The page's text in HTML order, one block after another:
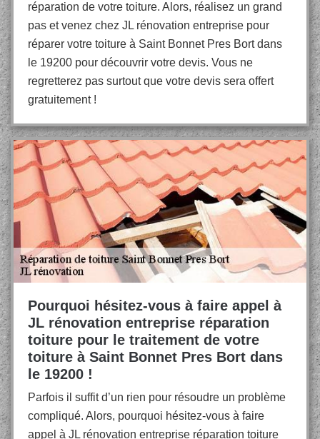
réparation de votre toiture. Alors, réalisez un grand
pas et venez chez JL rénovation entreprise pour
réparer votre toiture à Saint Bonnet Pres Bort dans
le 19200 pour découvrir votre devis. Vous ne
regretterez pas surtout que votre devis sera offert
gratuitement !
Pourquoi hésitez-vous à faire appel à
JL rénovation entreprise réparation
toiture pour le traitement de votre
toiture à Saint Bonnet Pres Bort dans
le 19200 !
Parfois il suffit d’un rien pour résoudre un problème
compliqué. Alors, pourquoi hésitez-vous à faire
appel à JL rénovation entreprise réparation toiture